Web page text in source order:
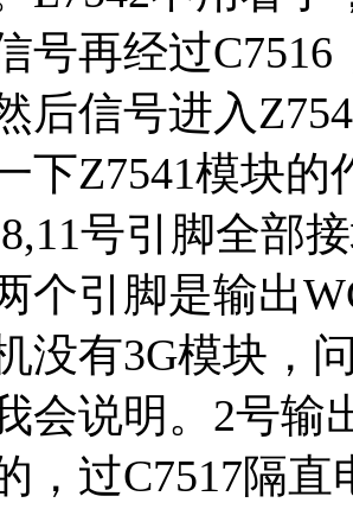
号再经过
后信号进入
下Z7541模块的
号引脚全部
个引脚是输出
没有3G模块，
会说明。2号输
，过C7517隔